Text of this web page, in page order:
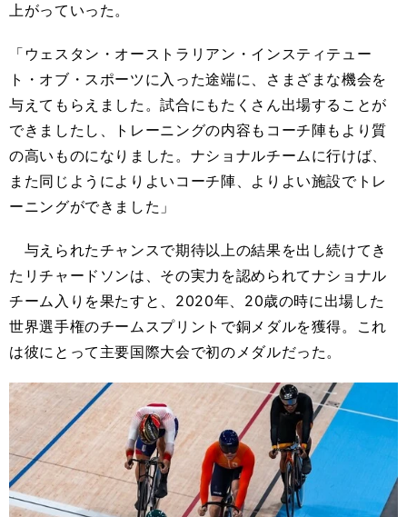
上がっていった。
「ウェスタン・オーストラリアン・インスティテュー
ト・オブ・スポーツに入った途端に、さまざまな機会を
与えてもらえました。試合にもたくさん出場することが
できましたし、トレーニングの内容もコーチ陣もより質
の高いものになりました。ナショナルチームに行けば、
また同じようによりよいコーチ陣、よりよい施設でトレ
ーニングができました」
与えられたチャンスで期待以上の結果を出し続けてき
たリチャードソンは、その実力を認められてナショナル
チーム入りを果たすと、2020年、20歳の時に出場した
世界選手権のチームスプリントで銅メダルを獲得。これ
は彼にとって主要国際大会で初のメダルだった。